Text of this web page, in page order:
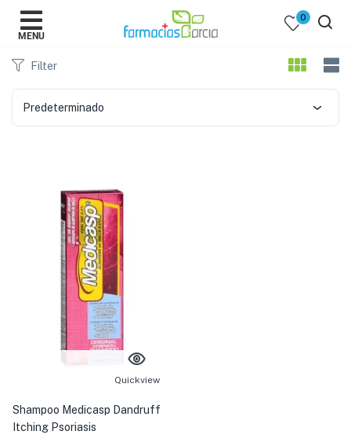
MENU
0
Filter
Predeterminado
Quickview
Shampoo Medicasp Dandruff
Itching Psoriasis